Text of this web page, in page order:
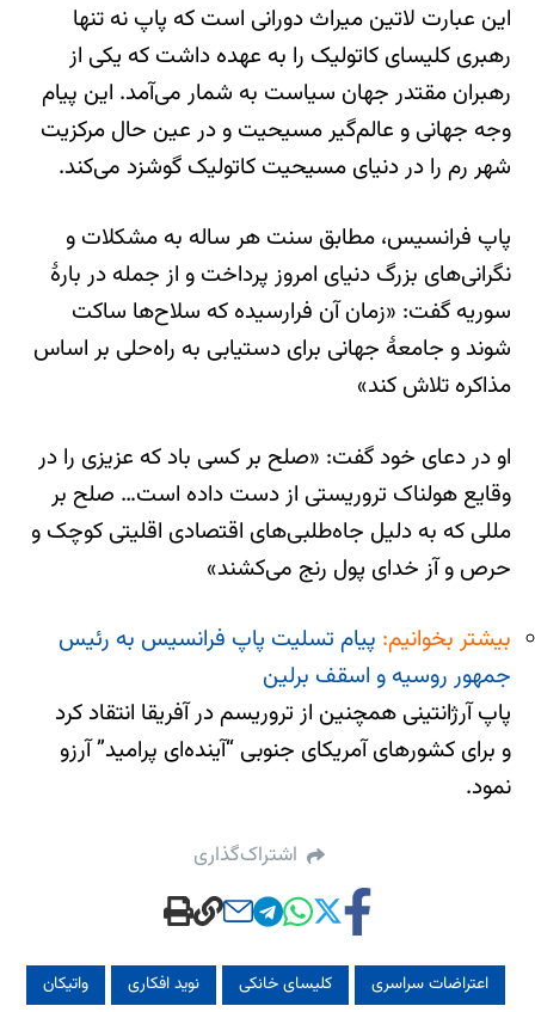
این عبارت لاتین میراث دورانی است که پاپ نه تنها
رهبری کلیسای کاتولیک را به عهده داشت که یکی از
رهبران مقتدر جهان سیاست به شمار می‌آمد. این پیام
وجه جهانی و عالم‌گیر مسیحیت و در عین حال مرکزیت
شهر رم را در دنیای مسیحیت کاتولیک گوشزد می‌کند.
پاپ فرانسیس، مطابق سنت هر ساله به مشکلات و
نگرانی‌های بزرگ دنیای امروز پرداخت و از جمله در بارۀ
سوریه گفت: «زمان آن فرارسیده که سلاح‌ها ساکت
شوند و جامعۀ جهانی برای دستیابی به راه‌حلی بر اساس
مذاکره تلاش کند»
او در دعای خود گفت: «صلح بر کسی باد که عزیزی را در
وقایع هولناک تروریستی از دست داده است… صلح بر
مللی که به دلیل جاه‌طلبی‌های اقتصادی اقلیتی کوچک و
حرص و آز خدای پول رنج می‌کشند»
بیشتر بخوانیم: پیام تسلیت پاپ فرانسیس به رئیس
جمهور روسیه و اسقف برلین
پاپ آرژانتینی همچنین از تروریسم در آفریقا انتقاد کرد
و برای کشورهای آمریکای جنوبی “آینده‌ای پرامید” آرزو
نمود.
اشتراک‌گذاری
اعتراضات سراسری کلیسای خانکی نوید افکاری واتیکان